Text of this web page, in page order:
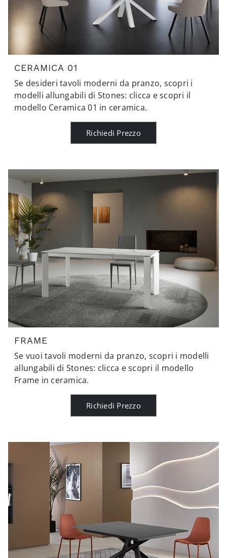
CERAMICA 01
Se desideri tavoli moderni da pranzo, scopri i
modelli allungabili di Stones: clicca e scopri il
modello Ceramica 01 in ceramica.
Richiedi Prezzo
FRAME
Se vuoi tavoli moderni da pranzo, scopri i modelli
allungabili di Stones: clicca e scopri il modello
Frame in ceramica.
Richiedi Prezzo